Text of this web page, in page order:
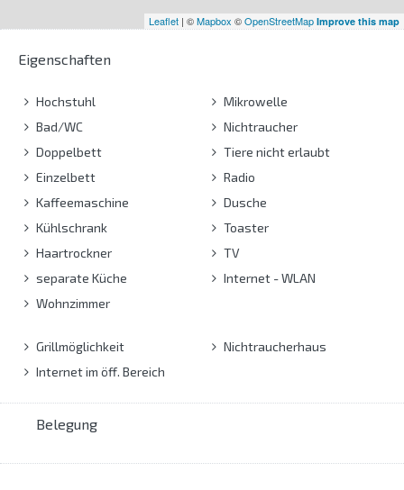
Leaflet | ©Mapbox ©OpenStreetMap Improve this map
Eigenschaften
Hochstuhl
Bad/WC
Doppelbett
Einzelbett
Kaffeemaschine
Kühlschrank
Haartrockner
separate Küche
Wohnzimmer
Mikrowelle
Nichtraucher
Tiere nicht erlaubt
Radio
Dusche
Toaster
TV
Internet - WLAN
Grillmöglichkeit
Internet im öff. Bereich
Nichtraucherhaus
Belegung